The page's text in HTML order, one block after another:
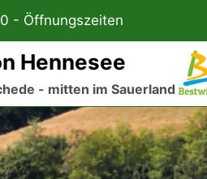
- Öffnungszeiten
Hennesee
- mitten im Sauerland